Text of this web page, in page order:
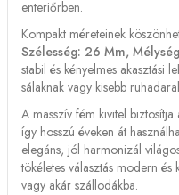
enteriőrben.
Kompakt méreteinek
Szélesség: 26 Mm,
stabil és kényelmes akasztási
sálaknak vagy kisebb
A masszív fém kivitel
így hosszú éveken át
elegáns, jól harmonizál
tökéletes választás modern és
vagy akár szállodákba.